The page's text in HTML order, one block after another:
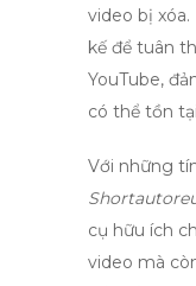
video bị
kế để tuân
YouTube,
có thể tồn
Với những
cụ hữu ích
video mà